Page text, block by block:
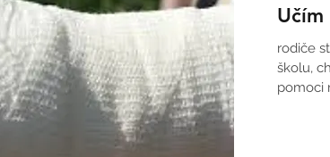
rodiče
školu,
pomoci